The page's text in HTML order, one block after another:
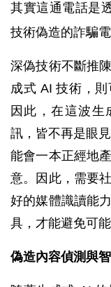
其實這通電話是
技術偽造的詐騙
深偽技術不斷推
成式 AI 技術，
因此，在這波
訊，皆不再是眼
能會一本正經地
意。因此，需要
好的媒體識讀能
具，才能避免可
偽造內容偵測與